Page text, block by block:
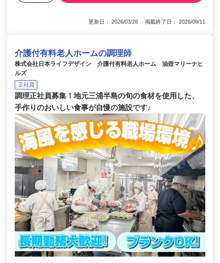
更新日： 2026/03/26 掲載終了日： 2026/09/11
介護付有料老人ホームの調理師
株式会社日本ライフデザイン 介護付有料老人ホーム 油壺マリーナヒ
ルズ
正社員
調理正社員募集！地元三浦半島の旬の食材を使用した、
手作りのおいしい食事が自慢の施設です♪